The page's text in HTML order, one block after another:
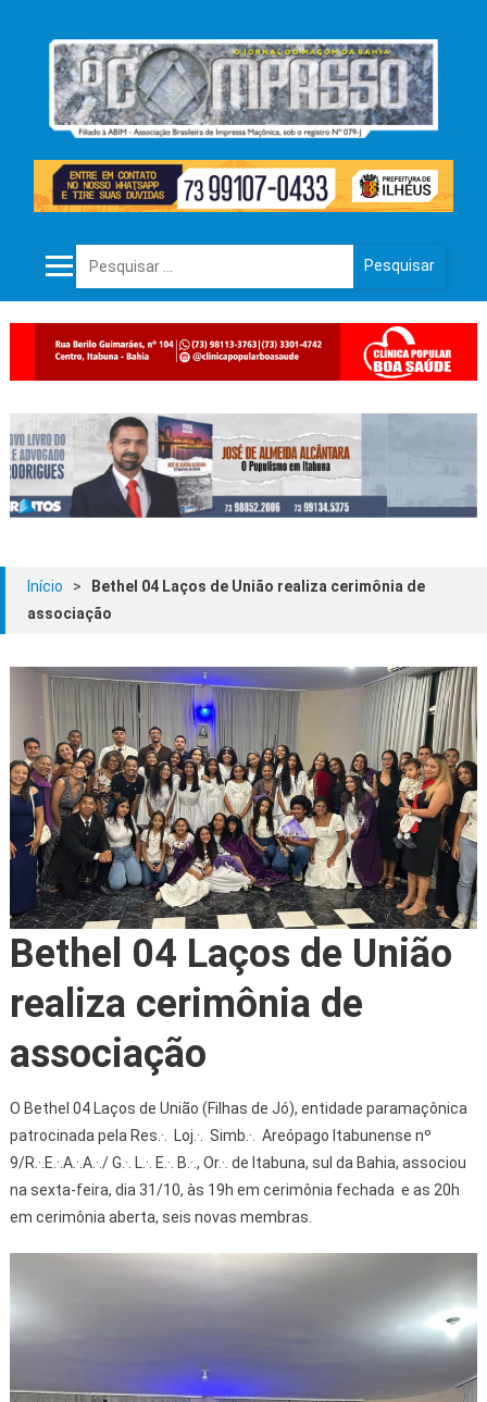
Pesquisar por:
Início >
Bethel 04 Laços de União realiza cerimônia de
associação
Bethel 04 Laços de União
realiza cerimônia de
associação
O Bethel 04 Laços de União (Filhas de Jó), entidade paramaçônica
patrocinada pela Res.·. Loj.·. Simb.·. Areópago Itabunense nº
9/R.·.E.·.A.·.A.·./ G.·. L.·. E.·. B.·., Or.·. de Itabuna, sul da Bahia, associou
na sexta-feira, dia 31/10, às 19h em cerimônia fechada e as 20h
em cerimônia aberta, seis novas membras.